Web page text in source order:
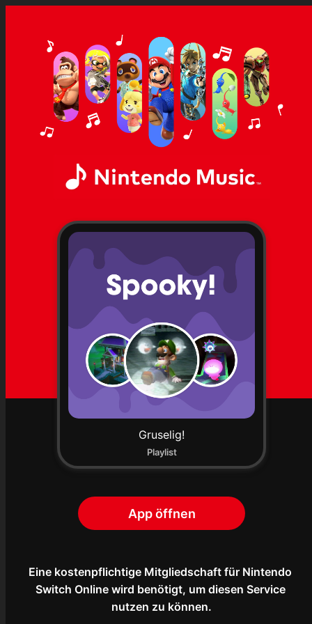
Gruselig!
Playlist
App öffnen
Eine kostenpflichtige Mitgliedschaft für Nintendo
Switch Online wird benötigt, um diesen Service
nutzen zu können.